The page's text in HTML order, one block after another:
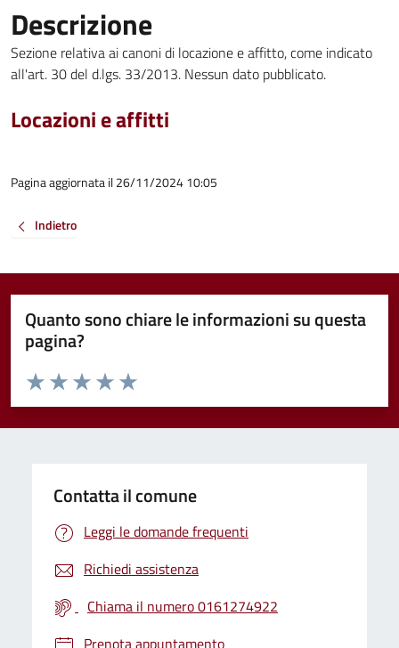
Descrizione
Sezione relativa ai canoni di locazione e affitto, come indicato
all'art. 30 del d.lgs. 33/2013. Nessun dato pubblicato.
Locazioni e affitti
Pagina aggiornata il 26/11/2024 10:05
Indietro
Quanto sono chiare le informazioni su questa
pagina?
Valuta da 1 a 5 stelle la pagina
Valuta 5 stelle su 5
Valuta 4 stelle su 5
Valuta 3 stelle su 5
Valuta 2 stelle su 5
Valuta 1 stelle su 5
Contatta il comune
Leggi le domande frequenti
Richiedi assistenza
Chiama il numero 0161274922
Prenota appuntamento